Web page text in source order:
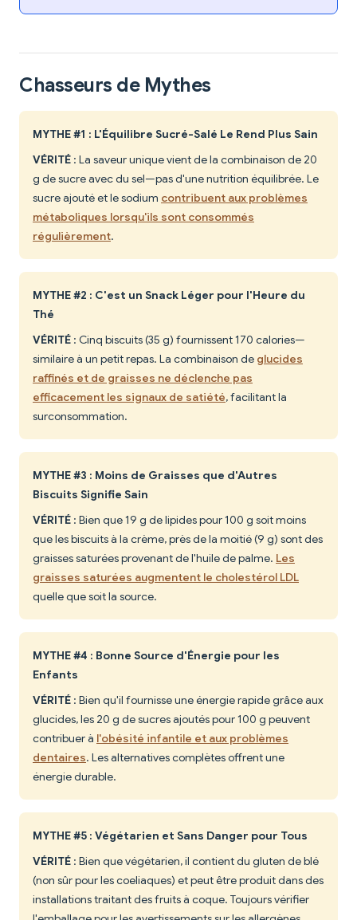
Chasseurs de Mythes
MYTHE #1 : L'Équilibre Sucré-Salé Le Rend Plus Sain
VÉRITÉ : La saveur unique vient de la combinaison de 20
g de sucre avec du sel—pas d'une nutrition équilibrée. Le
sucre ajouté et le sodium contribuent aux problèmes
métaboliques lorsqu'ils sont consommés
régulièrement.
MYTHE #2 : C'est un Snack Léger pour l'Heure du
Thé
VÉRITÉ : Cinq biscuits (35 g) fournissent 170 calories—
similaire à un petit repas. La combinaison de glucides
raffinés et de graisses ne déclenche pas
efficacement les signaux de satiété, facilitant la
surconsommation.
MYTHE #3 : Moins de Graisses que d'Autres
Biscuits Signifie Sain
VÉRITÉ : Bien que 19 g de lipides pour 100 g soit moins
que les biscuits à la crème, près de la moitié (9 g) sont des
graisses saturées provenant de l'huile de palme. Les
graisses saturées augmentent le cholestérol LDL
quelle que soit la source.
MYTHE #4 : Bonne Source d'Énergie pour les
Enfants
VÉRITÉ : Bien qu'il fournisse une énergie rapide grâce aux
glucides, les 20 g de sucres ajoutés pour 100 g peuvent
contribuer à l'obésité infantile et aux problèmes
dentaires. Les alternatives complètes offrent une
énergie durable.
MYTHE #5 : Végétarien et Sans Danger pour Tous
VÉRITÉ : Bien que végétarien, il contient du gluten de blé
(non sûr pour les coeliaques) et peut être produit dans des
installations traitant des fruits à coque. Toujours vérifier